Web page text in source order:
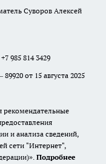
Суворов Алексей
985 814 3429
от 15 августа 2025
и анализа сведений,
сети "Интернет",
Подробнее